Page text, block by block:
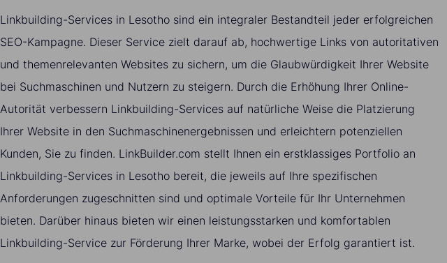
Linkbuilding-Services in Lesotho sind ein integraler Bestandteil jeder erfolgreichen
SEO-Kampagne. Dieser Service zielt darauf ab, hochwertige Links von autoritativen
und themenrelevanten Websites zu sichern, um die Glaubwürdigkeit Ihrer Website
bei Suchmaschinen und Nutzern zu steigern. Durch die Erhöhung Ihrer Online-
Autorität verbessern Linkbuilding-Services auf natürliche Weise die Platzierung
Ihrer Website in den Suchmaschinenergebnissen und erleichtern potenziellen
Kunden, Sie zu finden. LinkBuilder.com stellt Ihnen ein erstklassiges Portfolio an
Linkbuilding-Services in Lesotho bereit, die jeweils auf Ihre spezifischen
Anforderungen zugeschnitten sind und optimale Vorteile für Ihr Unternehmen
bieten. Darüber hinaus bieten wir einen leistungsstarken und komfortablen
Linkbuilding-Service zur Förderung Ihrer Marke, wobei der Erfolg garantiert ist.